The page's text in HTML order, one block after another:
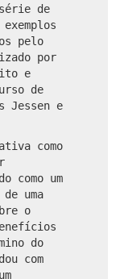
de
pelo
por
e
de
Jessen e
como
como um
uma
o
do
com